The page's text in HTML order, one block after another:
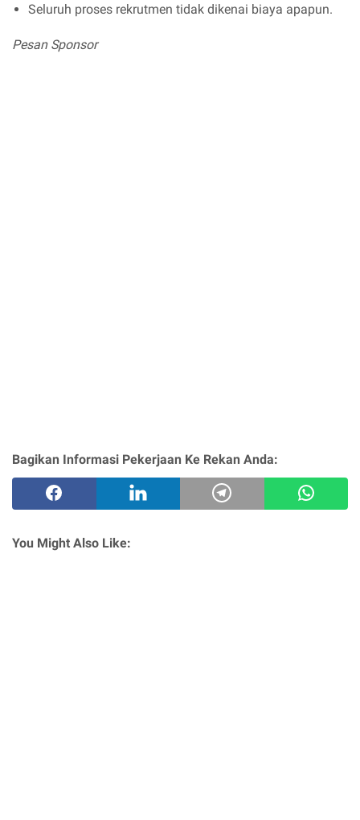
Seluruh proses rekrutmen tidak dikenai biaya apapun.
Pesan Sponsor
Bagikan Informasi Pekerjaan Ke Rekan Anda:
You Might Also Like: